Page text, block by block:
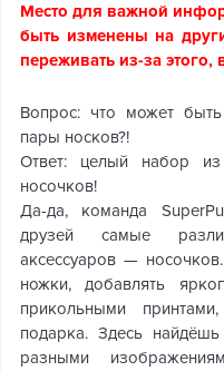
Место для важной
быть изменены на
переживать из-за этого,
Вопрос: что может
пары носков?!
Ответ: целый набор
носочков!
Да-да, команда
друзей самые
аксессуаров —
ножки, добавлять
прикольными
подарка. Здесь
разными